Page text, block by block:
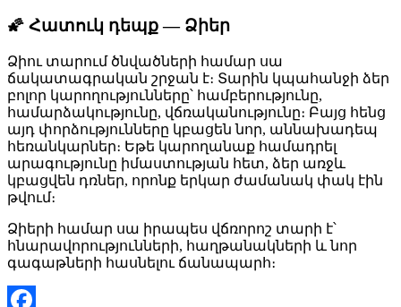
🌠 Հատուկ դեպք — Ձիեր
Ձիու տարում ծնվածների համար սա
ճակատագրական շրջան է։ Տարին կպահանջի ձեր
բոլոր կարողությունները՝ համբերությունը,
համարձակությունը, վճռականությունը։ Բայց հենց
այդ փորձությունները կբացեն նոր, աննախադեպ
հեռանկարներ։ Եթե կարողանաք համադրել
արագությունը իմաստության հետ, ձեր առջև
կբացվեն դռներ, որոնք երկար ժամանակ փակ էին
թվում։
Ձիերի համար սա իրապես վճռորոշ տարի է՝
հնարավորությունների, հաղթանակների և նոր
գագաթների հասնելու ճանապարհ։